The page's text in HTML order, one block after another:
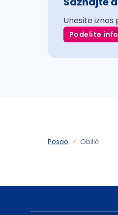
Unesite
Podelite
Posao Obilić